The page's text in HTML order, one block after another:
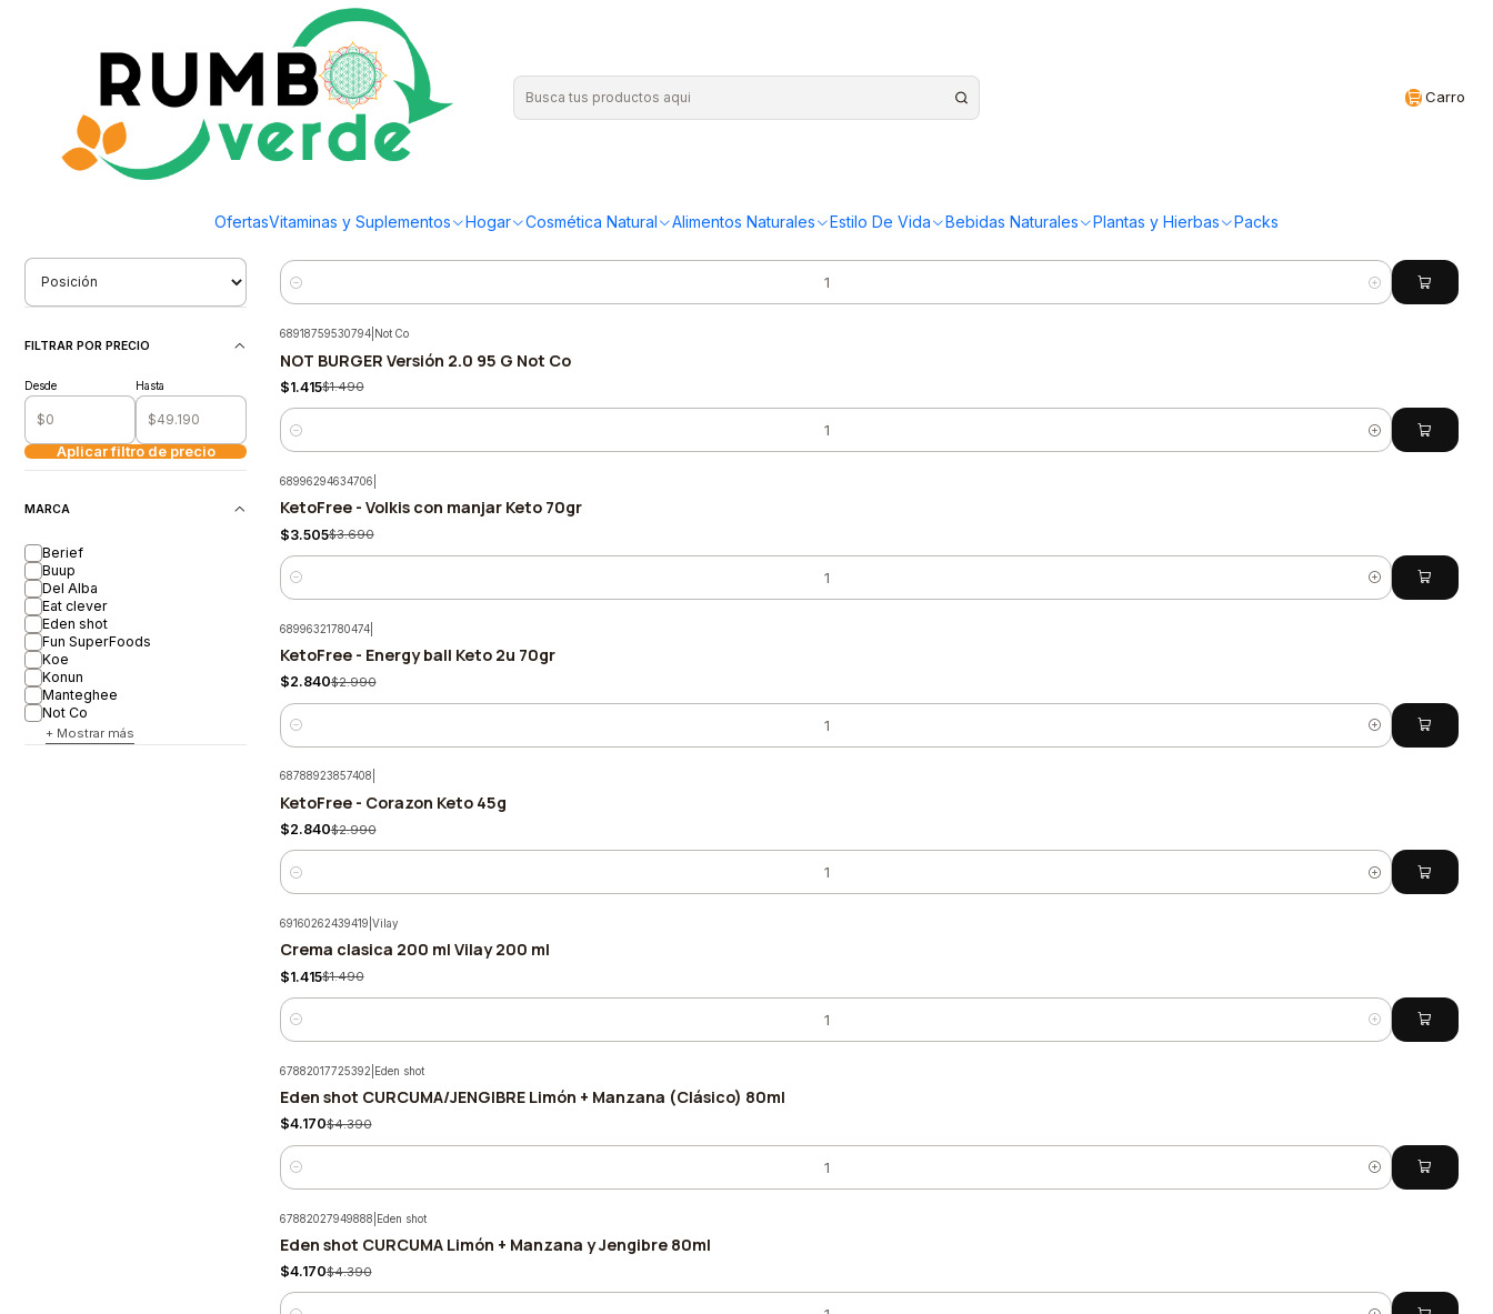
Carro
OfertasVitaminas y Suplementos Hogar Cosmética Natural Alimentos Naturales Estilo De Vida Bebidas Naturales Plantas y Hierbas Packs
Envío gratis por compras sobre los 59.990 en la provincia de Santiago
Estilo de Vida Sin Lactosa
Sin Lactosa (50 Productos)
Filtrar Productos
FILTRAR POR PRECIO
Desde Hasta
Aplicar filtro de precio
MARCA
Berief
Buup
Del Alba
Eat clever
Eden shot
Fun SuperFoods
Koe
Konun
Manteghee
Not Co
+ Mostrar más
-5%
Konun - Leche dorada Orgánica en polvo 200gr
Cantidad
-5%
68918759530794| Not Co
NOT BURGER Versión 2.0 95 G Not Co
$1.415$1.490
Cantidad
-5%
68996294634706
KetoFree - Volkis con manjar Keto 70gr
$3.505$3.690
Cantidad
-5%
68996321780474|
KetoFree - Energy ball Keto 2u 70gr
$2.840$2.990
Cantidad
-5%
68788923857408
KetoFree - Corazon Keto 45g
$2.840$2.990
Cantidad
-5%
69160262439419 Vilay
Crema clasica 200 ml Vilay 200 ml
$1.415$1.490
Cantidad
-5%
67882017725392 Eden shot
Eden shot CURCUMA/JENGIBRE Limón + Manzana (Clásico) 80ml
$4.170$4.390
Cantidad
-5%
67882027949888 Eden shot
Eden shot CURCUMA Limón + Manzana y Jengibre 80ml
$4.170$4.390